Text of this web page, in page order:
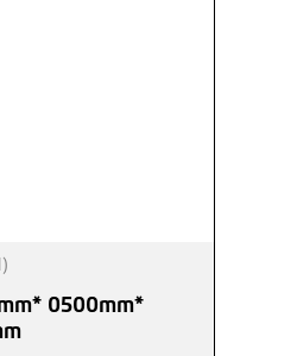
Bewertung von 5 von 5
0500mm*